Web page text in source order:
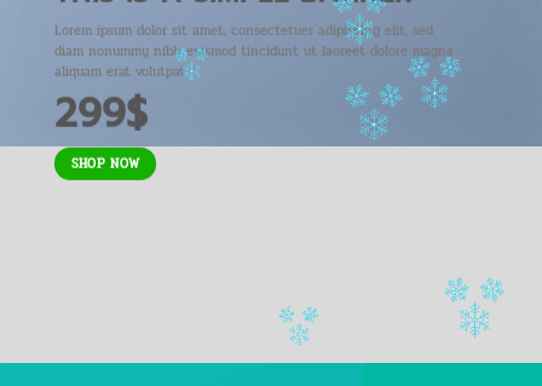
Lorem ipsum dolor sit amet, consectetuer adipiscing elit, sed
diam nonummy nibh euismod tincidunt ut laoreet dolore magna
aliquam erat volutpat.
299$
SHOP NOW